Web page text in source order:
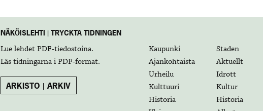
NÄKÖISLEHTI | TRYCKTA TIDNINGEN
Lue lehdet PDF-tiedostoina.
Läs tidningarna i PDF-format.
ARKISTO | ARKIV
Kaupunki
Staden
Ajankohtaista
Aktuellt
Urheilu
Idrott
Kulttuuri
Kultur
Historia
Historia